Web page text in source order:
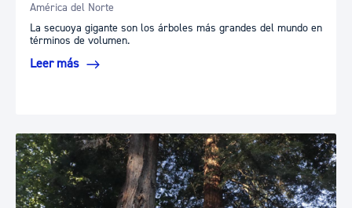
América del Norte
La secuoya gigante son los árboles más grandes del mundo en
términos de volumen.
Leer más